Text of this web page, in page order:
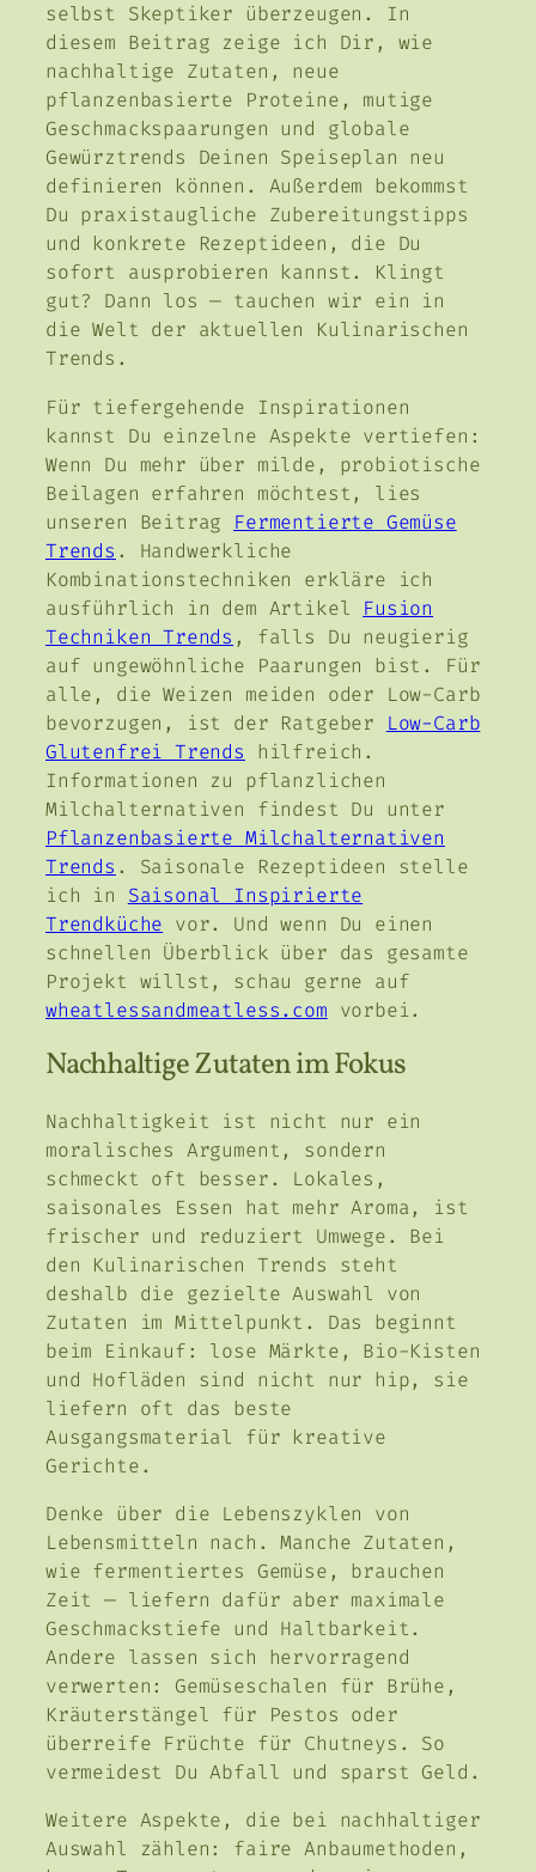
selbst Skeptiker überzeugen. In
diesem Beitrag zeige ich Dir, wie
nachhaltige Zutaten, neue
pflanzenbasierte Proteine, mutige
Geschmackspaarungen und globale
Gewürztrends Deinen Speiseplan neu
definieren können. Außerdem bekommst
Du praxistaugliche Zubereitungstipps
und konkrete Rezeptideen, die Du
sofort ausprobieren kannst. Klingt
gut? Dann los — tauchen wir ein in
die Welt der aktuellen Kulinarischen
Trends.
Für tiefergehende Inspirationen
kannst Du einzelne Aspekte vertiefen:
Wenn Du mehr über milde, probiotische
Beilagen erfahren möchtest, lies
unseren Beitrag Fermentierte Gemüse
Trends . Handwerkliche
Kombinationstechniken erkläre ich
ausführlich in dem Artikel Fusion
Techniken Trends , falls Du neugierig
auf ungewöhnliche Paarungen bist. Für
alle, die Weizen meiden oder Low-Carb
bevorzugen, ist der Ratgeber
Low-Carb
Glutenfrei Trends hilfreich.
Informationen zu pflanzlichen
Milchalternativen findest Du unter
Pflanzenbasierte Milchalternativen
Trends . Saisonale Rezeptideen stelle
ich in Saisonal Inspirierte
Trendküche vor. Und wenn Du einen
schnellen Überblick über das gesamte
Projekt willst, schau gerne auf
wheatlessandmeatless.com vorbei.
Nachhaltige Zutaten im Fokus
Nachhaltigkeit ist nicht nur ein
moralisches Argument, sondern
schmeckt oft besser. Lokales,
saisonales Essen hat mehr Aroma, ist
frischer und reduziert Umwege. Bei
den Kulinarischen Trends steht
deshalb die gezielte Auswahl von
Zutaten im Mittelpunkt. Das beginnt
beim Einkauf: lose Märkte, Bio-Kisten
und Hofläden sind nicht nur hip, sie
liefern oft das beste
Ausgangsmaterial für kreative
Gerichte.
Denke über die Lebenszyklen von
Lebensmitteln nach. Manche Zutaten,
wie fermentiertes Gemüse, brauchen
Zeit — liefern dafür aber maximale
Geschmackstiefe und Haltbarkeit.
Andere lassen sich hervorragend
verwerten: Gemüseschalen für Brühe,
Kräuterstängel für Pestos oder
überreife Früchte für Chutneys. So
vermeidest Du Abfall und sparst Geld.
Weitere Aspekte, die bei nachhaltiger
Auswahl zählen: faire Anbaumethoden,